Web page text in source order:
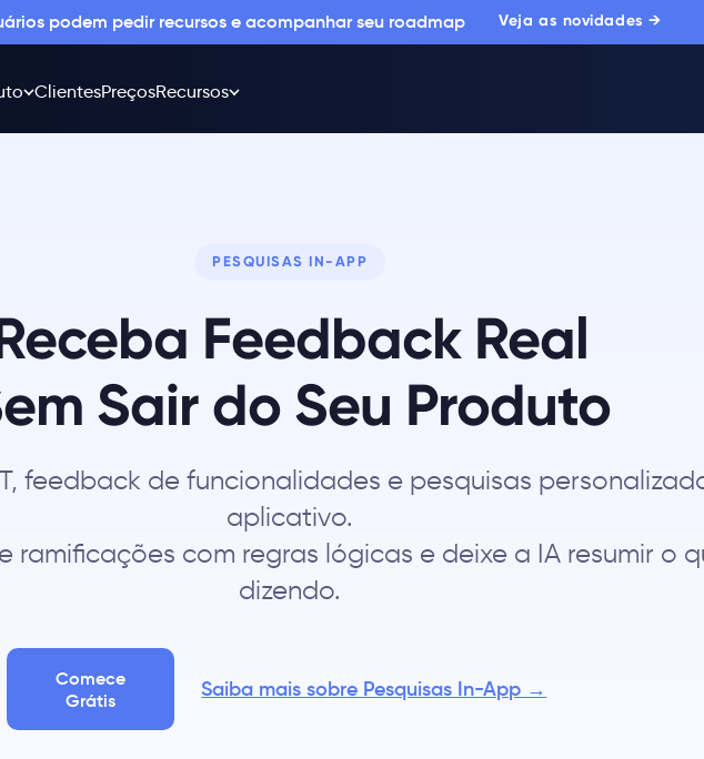
podem pedir recursos e acompanhar seu roadmap Veja as novidades →
ClientesPreçosRecursos
PESQUISAS IN-APP
Feedback Real
Sair do Seu Produto
feedback de funcionalidades e pesquisas
aplicativo.
ramificações com regras lógicas e deixe a IA resumir o
dizendo.
Comece
Grátis
Saiba mais sobre Pesquisas In-App →